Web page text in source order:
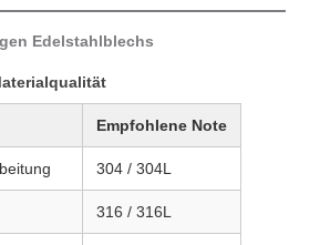
Edelstahlblechs
Empfohlene Note
304 / 304L
316 / 316L